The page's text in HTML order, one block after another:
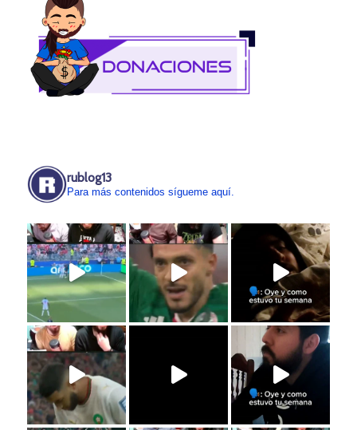
rublog13
Para más contenidos sígueme aquí.